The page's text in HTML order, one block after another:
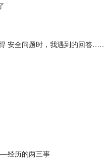
安全问题时，我遇到的回答
经历的两三事